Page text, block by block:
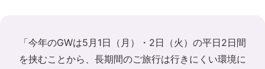
「今年のGWは5月1日（月）・2日（火）の平日2日間
を挟むことから、長期間のご旅行は行きにくい環境に